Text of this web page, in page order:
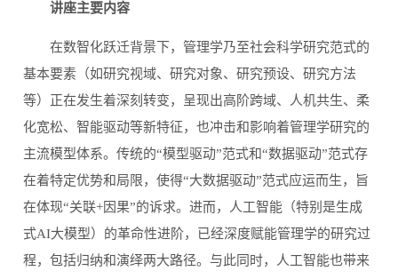
讲座主要内容
在数智化跃迁背景下，管理学乃至社会科学研究范式的
基本要素（如研究视域、研究对象、研究预设、研究方法
等）正在发生着深刻转变，呈现出高阶跨域、人机共生、柔
化宽松、智能驱动等新特征，也冲击和影响着管理学研究的
主流模型体系。传统的“模型驱动”范式和“数据驱动”范式存
在着特定优势和局限，使得“大数据驱动”范式应运而生，旨
在体现“关联+因果”的诉求。进而，人工智能（特别是生成
式AI大模型）的革命性进阶，已经深度赋能管理学的研究过
程，包括归纳和演绎两大路径。与此同时，人工智能也带来